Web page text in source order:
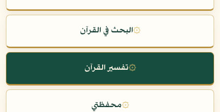
۞البحث في القرآن
۞تفسير القرآن
۞محفظتي